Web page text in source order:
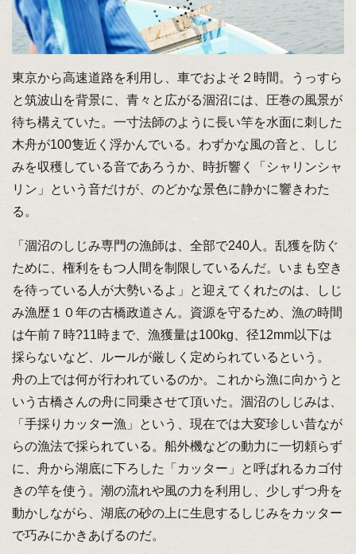
東京から高速道路を利用し、車でおよそ２時間。うっすら
と筑波山を背景に、青々と広がる涸沼には、圧巻の風景が
待ち構えていた。一寸法師のように長い竿を水面に刺した
木舟が100隻近く浮かんでいる。わずかな風の音と、しじ
みを収穫している音であろうか、時折響く「シャリンシャ
リン」という音だけが、のどかな景色に静かに響きわた
る。
「涸沼のしじみ専門の漁師は、全部で240人。乱獲を防ぐ
ために、権利をもつ人間を制限しているんだ。いまも空き
を待っている人が大勢いるよ」と迎えてくれたのは、しじ
み漁歴１０年の古橋政道さん。資源を守るため、漁の時間
は午前７時?11時まで、漁獲量は100kg、径12mm以下は
採らないなど、ルールが厳しく定められているという。
舟の上では何が行われているのか。これから漁に向かうと
いう古橋さんの舟に同乗させて頂いた。涸沼のしじみは、
「手採りカッター漁」という、現在では大変珍しい昔なが
らの漁法で採られている。船外機などの動力に一切頼らず
に、舟から湖底に下ろした「カッター」と呼ばれるカゴ付
きの竿を使う。潮の流れや風の力を利用し、少しずつ舟を
動かしながら、湖底の砂の上に生息するしじみをカッター
で巧みにかきあげるのだ。